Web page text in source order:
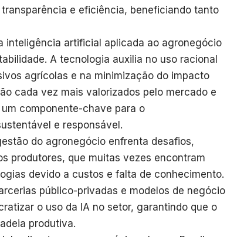
e eficiência, beneficiando tanto
inteligência artificial aplicada ao agronegócio
A tecnologia auxilia no uso racional
agrícolas e na minimização do impacto
cada vez mais valorizados pelo mercado e
componente-chave para o
e responsável.
do agronegócio enfrenta desafios,
produtores, que muitas vezes encontram
devido a custos e falta de conhecimento.
público-privadas e modelos de negócio
o uso da IA no setor, garantindo que o
produtiva.